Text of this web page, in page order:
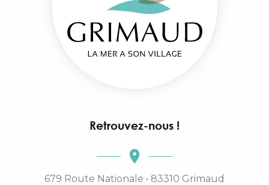
Retrouvez-nous !
679 Route Nationale • 83310 Grimaud